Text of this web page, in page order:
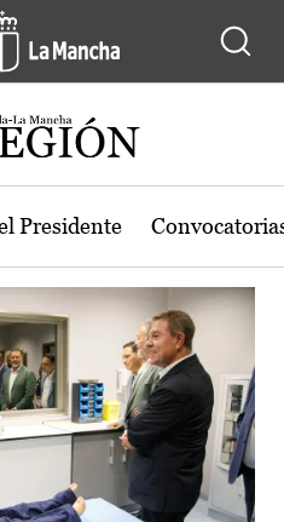
de Castilla-
Presidente